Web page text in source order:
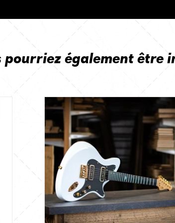
pourriez également être